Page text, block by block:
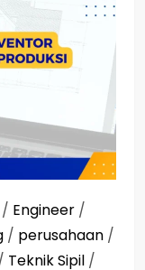
/ Engineer /
/ perusahaan /
Teknik Sipil /